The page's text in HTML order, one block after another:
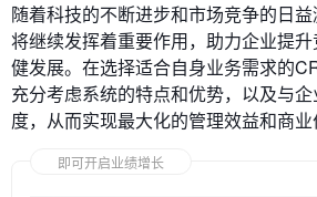
随着科技的不断进步和市场竞争的日
将继续发挥着重要作用，助力企业提
健发展。在选择适合自身业务需求的
充分考虑系统的特点和优势，以及与
度，从而实现最大化的管理效益和商业
即可开启业绩增长